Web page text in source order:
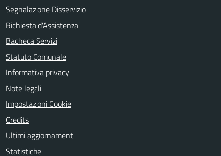
Segnalazione Disservizio
Richiesta d'Assistenza
Bacheca Servizi
Statuto Comunale
Informativa privacy
Note legali
Impostazioni Cookie
Credits
Ultimi aggiornamenti
Statistiche